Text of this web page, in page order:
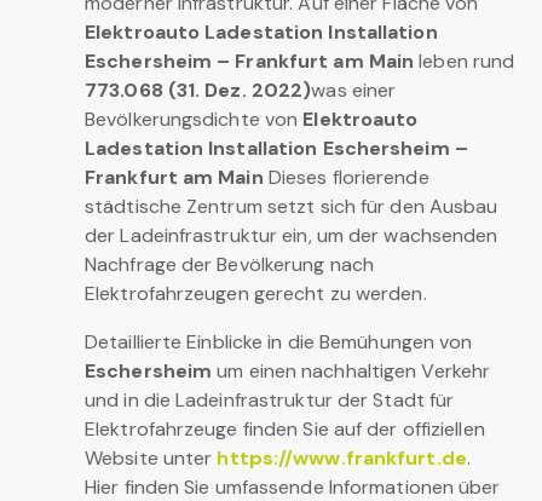
Elektroauto Ladestation Installation
Eschersheim – Frankfurt am Main leben rund
773.068 (31. Dez. 2022)was einer
Bevölkerungsdichte von Elektroauto
Ladestation Installation Eschersheim –
Frankfurt am Main Dieses florierende
städtische Zentrum setzt sich für den Ausbau
der Ladeinfrastruktur ein, um der wachsenden
Nachfrage der Bevölkerung nach
Elektrofahrzeugen gerecht zu werden.
Detaillierte Einblicke in die Bemühungen von
Eschersheim um einen nachhaltigen Verkehr
und in die Ladeinfrastruktur der Stadt für
Elektrofahrzeuge finden Sie auf der offiziellen
Website unter https://www.frankfurt.de.
Hier finden Sie umfassende Informationen über